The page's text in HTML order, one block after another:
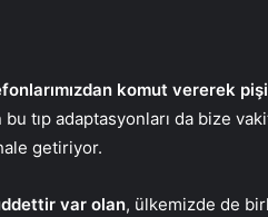
komut vererek
tıp adaptasyonları da bize
getiriyor.
var olan, ülkemizde de